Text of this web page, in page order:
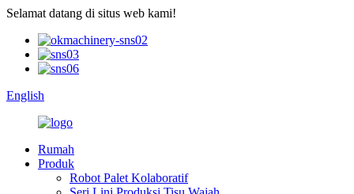
Selamat datang di situs web kami!
English
Rumah
Produk
Robot Palet Kolaboratif